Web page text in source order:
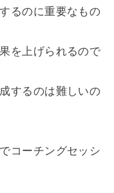
るのに重要なもの
を上げられるので
するのは難しいの
コーチングセッシ